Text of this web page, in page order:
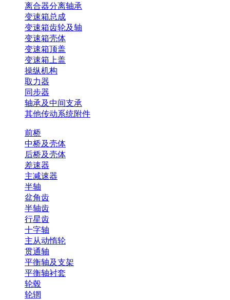
离合器分离轴承
变速箱总成
变速箱齿轮及轴
变速箱壳体
变速箱顶盖
变速箱上盖
操纵机构
取力器
同步器
轴承及中间支承
其他传动系统附件
前桥
中桥及壳体
后桥及壳体
差速器
主减速器
半轴
盆角齿
半轴齿
行星齿
十字轴
主从动惰轮
贯通轴
平衡轴及支架
平衡轴衬套
轮毂
轮辋